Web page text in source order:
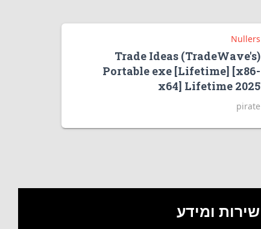
Nullers
Trade Ideas (TradeWave's)
Portable exe [Lifetime] [x86-
x64] Lifetime 2025
pirate
שירות ומידע